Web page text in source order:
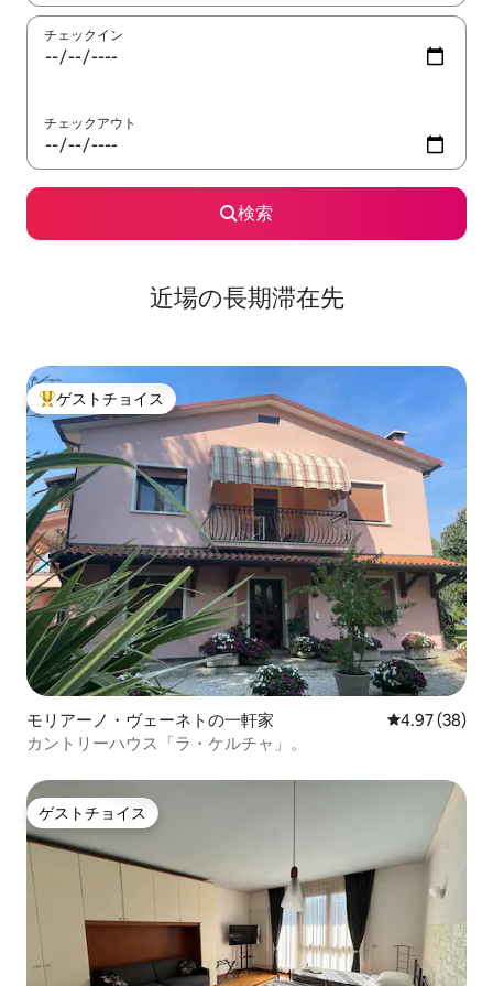
チェックイン
チェックアウト
検索
近場の長期滞在先
大好評のゲストチョイスです。
ゲストチョイス
モリアーノ・ヴェーネトの一軒家 レビュー38
4.97 (38)
カントリーハウス「ラ・ケルチャ」。
ゲストチョイス
ゲストチョイス